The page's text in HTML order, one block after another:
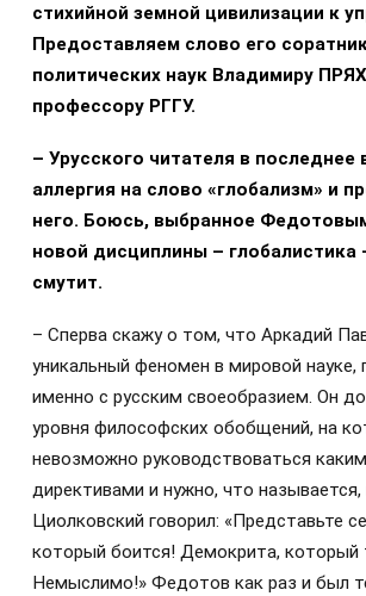
стихийной земной цивилизации к
Предоставляем слово его
политических наук Владимиру
профессору РГГУ.
– Урусского читателя в последнее
аллергия на слово «глобализм» и
него. Боюсь, выбранное
новой дисциплины – глобалистика
смутит.
– Сперва скажу о том, что Аркадий
уникальный феномен в мировой
именно с русским своеобразием. Он
уровня философских обобщений, на
невозможно руководствоваться
директивами и нужно, что
Циолковский говорил: «Представьте
который боится! Демокрита, который
Немыслимо!» Федотов как раз и был